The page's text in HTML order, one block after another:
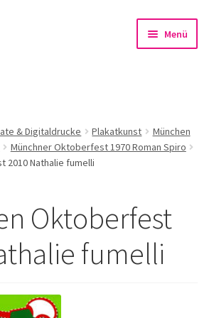
Menü
für Büro, Praxis, Kanzlei
& Digitaldrucke Plakatkunst
München
Münchner Oktoberfest 1970 Roman Spiro
2010 Nathalie fumelli
Oktoberfest
fumelli